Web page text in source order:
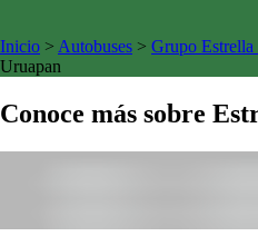
Inicio > Autobuses > Grupo Estrella
Uruapan
Conoce más sobre